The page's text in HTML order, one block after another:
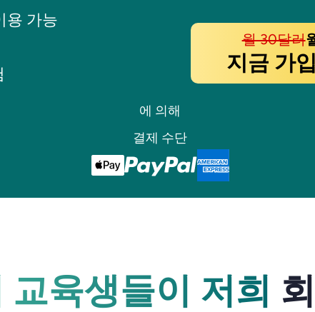
용 가능
월 30달러
지금 가
에 의해
결제 수단
교육생들이 저희